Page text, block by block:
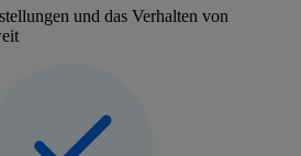
und das Verhalten von